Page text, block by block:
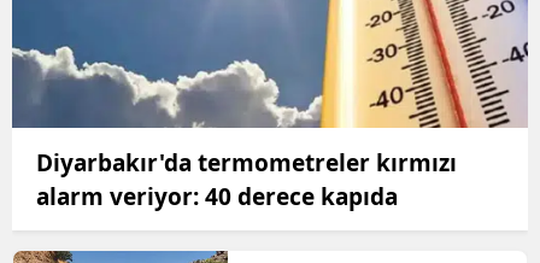
Diyarbakır'da termometreler kırmızı
alarm veriyor: 40 derece kapıda